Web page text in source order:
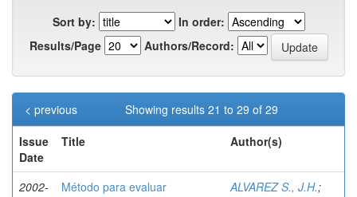
Sort by:
In order:
Results/Page
Authors/Record:
Showing results 21 to 29 of 29
< previous
Issue
Date
Title Author(s)
2002-
Método para evaluar
ALVAREZ S., J.H.;